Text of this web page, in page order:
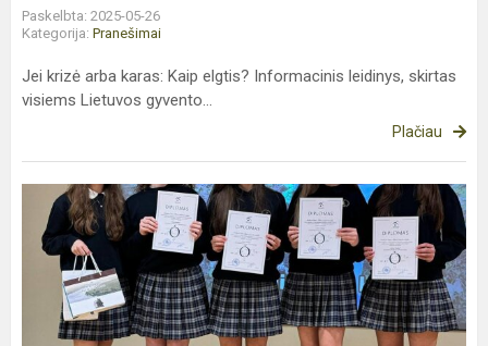
Paskelbta: 2025-05-26
Kategorija: Pranešimai
Jei krizė arba karas: Kaip elgtis? Informacinis leidinys, skirtas
visiems Lietuvos gyvento...
Plačiau
„Antras
šansas
daiktams
švaresnė
ateitis